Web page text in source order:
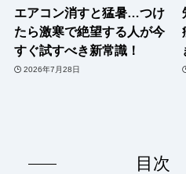
エアコン消すと猛暑…つけ
たら激寒で絶望する人が今
すぐ試すべき新常識！
2026年7月28日
目次